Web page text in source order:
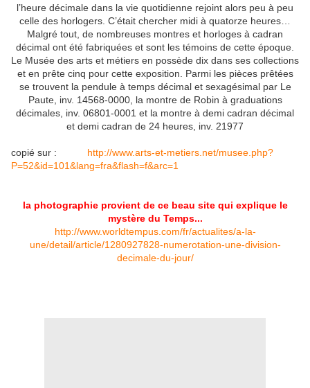
l’heure décimale dans la vie quotidienne rejoint alors peu à peu
celle des horlogers. C’était chercher midi à quatorze heures…
Malgré tout, de nombreuses montres et horloges à cadran
décimal ont été fabriquées et sont les témoins de cette époque.
Le Musée des arts et métiers en possède dix dans ses collections
et en prête cinq pour cette exposition. Parmi les pièces prêtées
se trouvent la pendule à temps décimal et sexagésimal par Le
Paute, inv. 14568-0000, la montre de Robin à graduations
décimales, inv. 06801-0001 et la montre à demi cadran décimal
et demi cadran de 24 heures, inv. 21977
copié sur : http://www.arts-et-metiers.net/musee.php?
P=52&id=101&lang=fra&flash=f&arc=1
la photographie provient de ce beau site qui explique le
mystère du Temps...
http://www.worldtempus.com/fr/actualites/a-la-
une/detail/article/1280927828-numerotation-une-division-
decimale-du-jour/